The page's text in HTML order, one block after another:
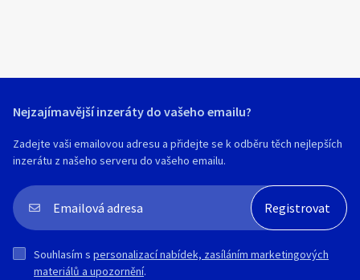
M8...L=89 mm.. PČ 12/1 mm 143,-Kč/ks
M6...L=82 mm.. PČ 8/1 mm 125,-Kč/ks
Nejzajímavější inzeráty do vašeho emailu?
Zadejte vaši emailovou adresu a přidejte se k odběru těch nejlepších
inzerátu z našeho serveru do vašeho emailu.
Souhlasím s personalizací nabídek, zasíláním marketingových
materiálů a upozornění.